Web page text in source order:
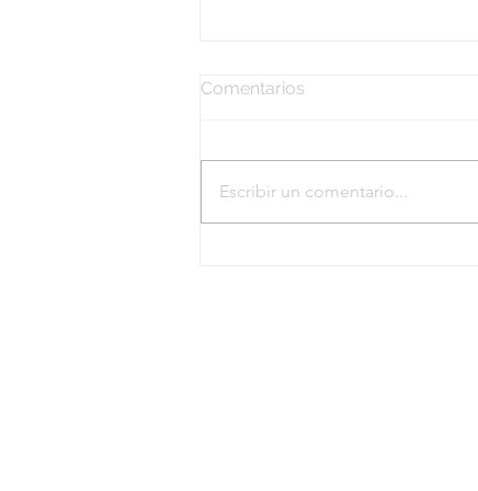
Comentarios
Escribir un comentario...